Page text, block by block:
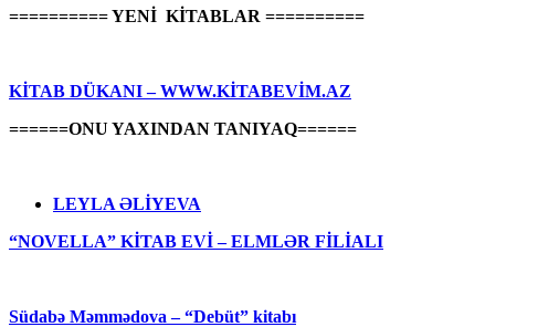
========== YENİ KİTABLAR ==========
KİTAB DÜKANI – WWW.KİTABEVİM.AZ
======ONU YAXINDAN TANIYAQ======
LEYLA ƏLİYEVA
“NOVELLA” KİTAB EVİ – ELMLƏR FİLİALI
Südabə Məmmədova – “Debüt” kitabı